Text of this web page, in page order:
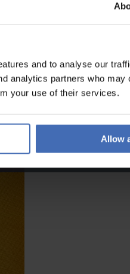
and to analyse our
analytics partners who may
your use of their services.
Allow